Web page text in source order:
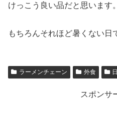
けっこう良い品だと思います。
もちろんそれほど暑くない日
ラーメンチェーン 外食
スポンサ